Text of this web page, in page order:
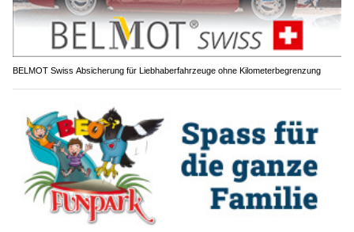
BELMOT Swiss Absicherung für Liebhaberfahrzeuge ohne Kilometerbegrenzung